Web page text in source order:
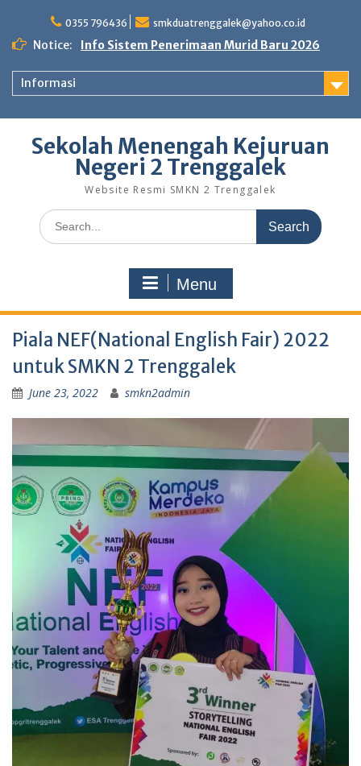
0355 796436 smkduatrenggalek@yahoo.co.id
Notice: Info Sistem Penerimaan Murid Baru 2026
Informasi
Sekolah Menengah Kejuruan
Negeri 2 Trenggalek
Website Resmi SMKN 2 Trenggalek
Menu
Piala NEF(National English Fair) 2022
untuk SMKN 2 Trenggalek
June 23, 2022 smkn2admin